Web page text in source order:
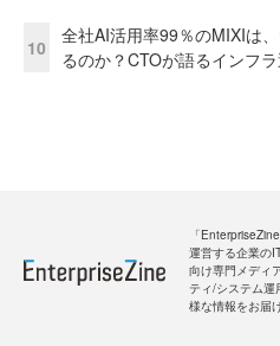
10
全社AI活用率99％のMIXIは
るのか？CTOが語るインフ
「
運営する企業の
向け専門メディ
ティ/システム運
様な情報をお届